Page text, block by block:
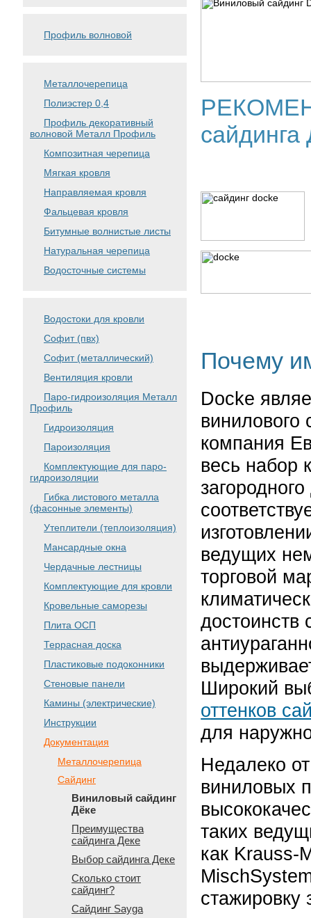
Профиль волновой
Металлочерепица
Полиэстер 0,4
Профиль декоративный
волновой Металл Профиль
Композитная черепица
Мягкая кровля
Направляемая кровля
Фальцевая кровля
Битумные волнистые листы
Натуральная черепица
Водосточные системы
Водостоки для кровли
Софит (пвх)
Софит (металлический)
Вентиляция кровли
Паро-гидроизоляция Металл
Профиль
Гидроизоляция
Пароизоляция
Комплектующие для паро-
гидроизоляции
Гибка листового металла
(фасонные элементы)
Утеплители (теплоизоляция)
Мансардные окна
Чердачные лестницы
Комплектующие для кровли
Кровельные саморезы
Плита ОСП
Террасная доска
Пластиковые подоконники
Стеновые панели
Камины (электрические)
Инструкции
Документация
Металлочерепица
Сайдинг
Виниловый сайдинг
Дёке
Преимущества
сайдинга Деке
Выбор сайдинга Деке
Сколько стоит
сайдинг?
Сайдинг Sayga
сайдинга
Почему
Docke
винилового
компания
весь набор
ведущих
торговой
достоинств
Широкий
оттенков
для
Недалеко
виниловых
таких
как Krauss-
стажировку